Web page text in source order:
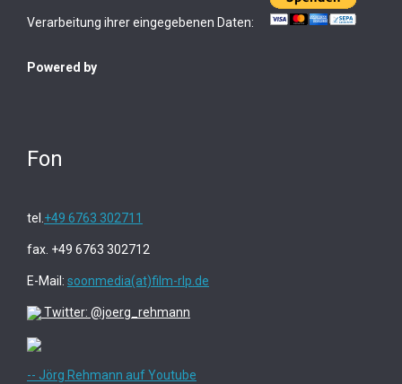
Verarbeitung ihrer eingegebenen Daten:
Powered by
Fon
tel. +49 6763 302711
fax. +49 6763 302712
E-Mail: soonmedia(at)film-rlp.de
Twitter: @joerg_rehmann
-- Jörg Rehmann auf Youtube